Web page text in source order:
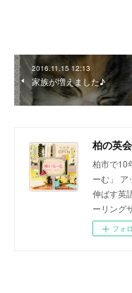
2016.11.15 12:13
家族が増えました♪
柏市で10
ーむ」 ア
伸ばす英
ーリング
フォ